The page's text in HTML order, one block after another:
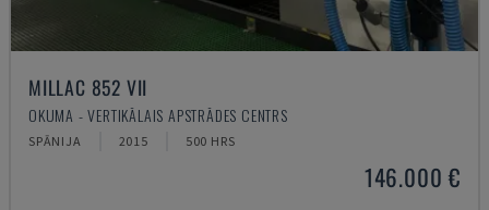
MILLAC 852 VII
OKUMA - VERTIKĀLAIS APSTRĀDES CENTRS
SPĀNIJA 2015 500 HRS
146.000 €